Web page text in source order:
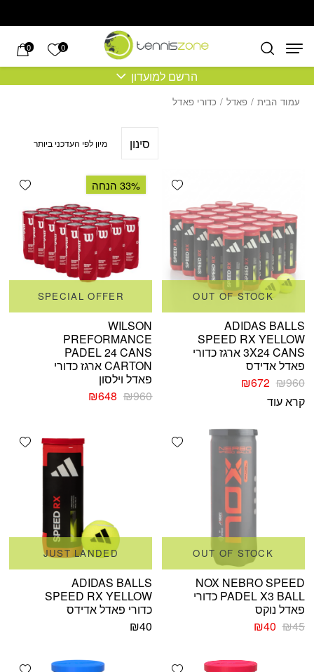
0 הרשימה
0
הרשם למועדון
עמוד הבית / פאדל / כדורי פאדל
סינון
Add wishlist
OUT OF STOCK
ADIDAS BALLS
SPEED RX YELLOW
3X24 CANS ארגז כדורי
פאדל אדידס
₪960
המחיר
המקורי
היה:
₪672
קרא עוד
33% הנחה
SPECIAL OFFER
WILSON
PREFORMANCE
PADEL 24 CANS
CARTON ארגז כדורי
פאדל וילסון
₪960
המחיר
₪648 המחיר
₪648.
Add wishlist
OUT OF STOCK
NOX NEBRO SPEED
PADEL X3 BALL כדורי
פאדל נוקס
₪45
המחיר
₪45.
₪40
₪40.
JUST LANDED
ADIDAS BALLS
SPEED RX YELLOW
כדורי פאדל אדידס
₪40
Add wishlist